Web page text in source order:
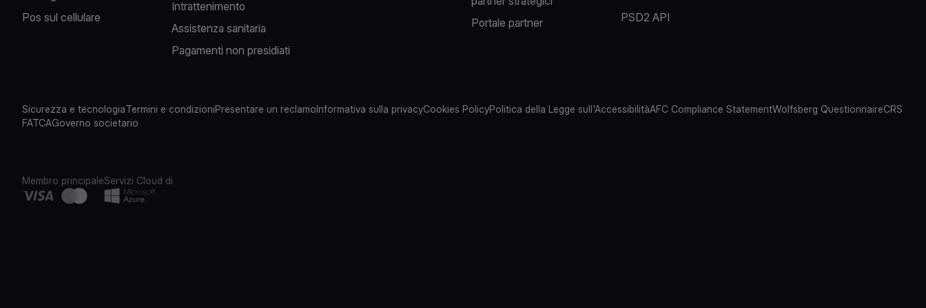
Pos sul cellulare
Intrattenimento
Assistenza sanitaria
Pagamenti non presidiati
Portale partner
PSD2 API
Sicurezza e tecnologiaTermini e condizioniPresentare un reclamoInformativa sulla privacyCookies PolicyPolitica della Legge sull'AccessibilitàAFC Compliance StatementWolfsberg QuestionnaireCRS
FATCAGoverno societario
Membro principaleServizi Cloud di